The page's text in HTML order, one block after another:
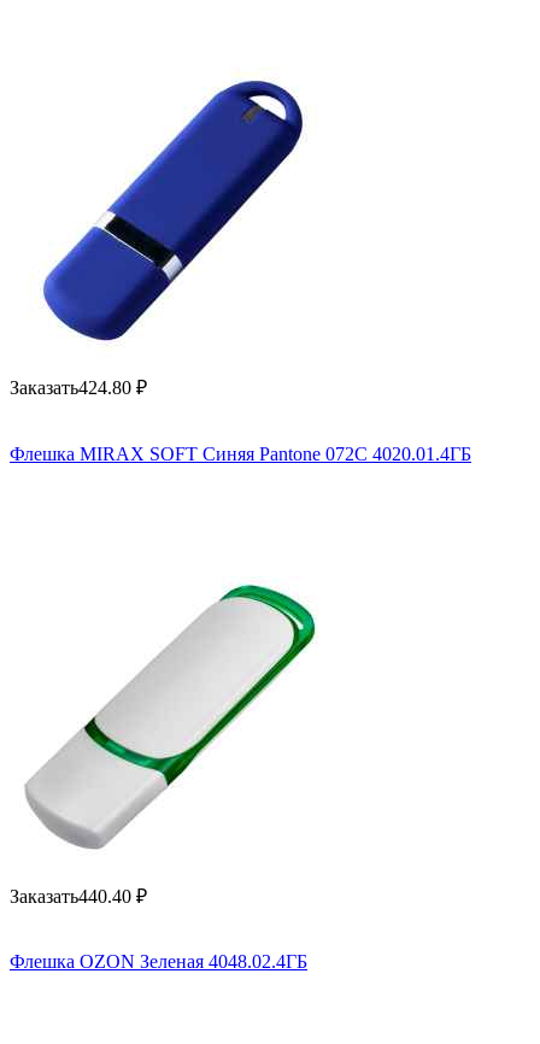
Заказать424.80 ₽
Флешка MIRAX SOFT Синяя Pantone 072C 4020.01.4ГБ
Заказать440.40 ₽
Флешка OZON Зеленая 4048.02.4ГБ